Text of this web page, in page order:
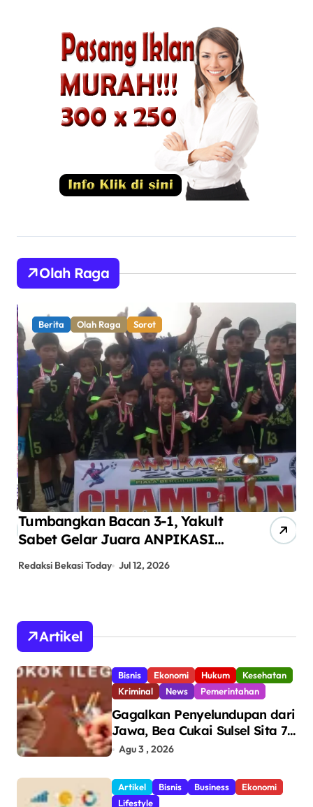
Olah Raga
Berita Olah Raga Sorot
Tumbangkan Bacan 3-1, Yakult
Sabet Gelar Juara ANPIKASI
CUP 2026
Redaksi Bekasi Today Jul 12, 2026
Artikel
Bisnis Ekonomi Hukum
Kesehatan
Kriminal
News Pemerintahan
Gagalkan Penyelundupan dari
Jawa, Bea Cukai Sulsel Sita 7,8
Juta Batang Rokok Ilegal
Makassar
Agu 3 , 2026
Artikel Bisnis Business
Ekonomi
Lifestyle